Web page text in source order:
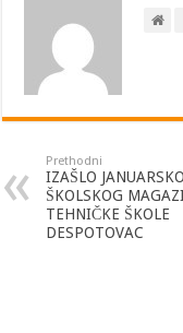
Prethodni
IZAŠLO
ŠKOLSKOG
TEHNIČKE ŠKOLE
DESPOTOVAC